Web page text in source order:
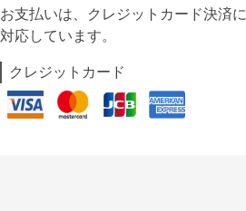
お支払いは、クレジットカード決済に
対応しています。
クレジットカード